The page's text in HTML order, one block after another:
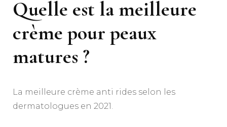
Quelle est la meilleure
crème pour peaux
matures ?
La meilleure crème anti rides selon les
dermatologues en 2021.